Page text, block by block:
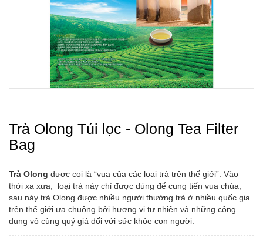
Trà Olong Túi lọc - Olong Tea Filter
Bag
Trà Olong được coi là “vua của các loại trà trên thế giới”. Vào
thời xa xưa, loại trà này chỉ được dùng để cung tiến vua chúa,
sau này trà Olong được nhiều người thưởng trà ở nhiều quốc gia
trên thế giới ưa chuộng bởi hương vị tự nhiên và những công
dụng vô cùng quý giá đối với sức khỏe con người.